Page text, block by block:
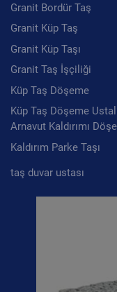
Granit Bordür Taş
Granit Küp Taş
Granit Küp Taşı
Granit Taş İşçiliği
Küp Taş Döşeme
Küp Taş Döşeme
Arnavut Kaldırımı
Kaldırım Parke Taşı
taş duvar ustası